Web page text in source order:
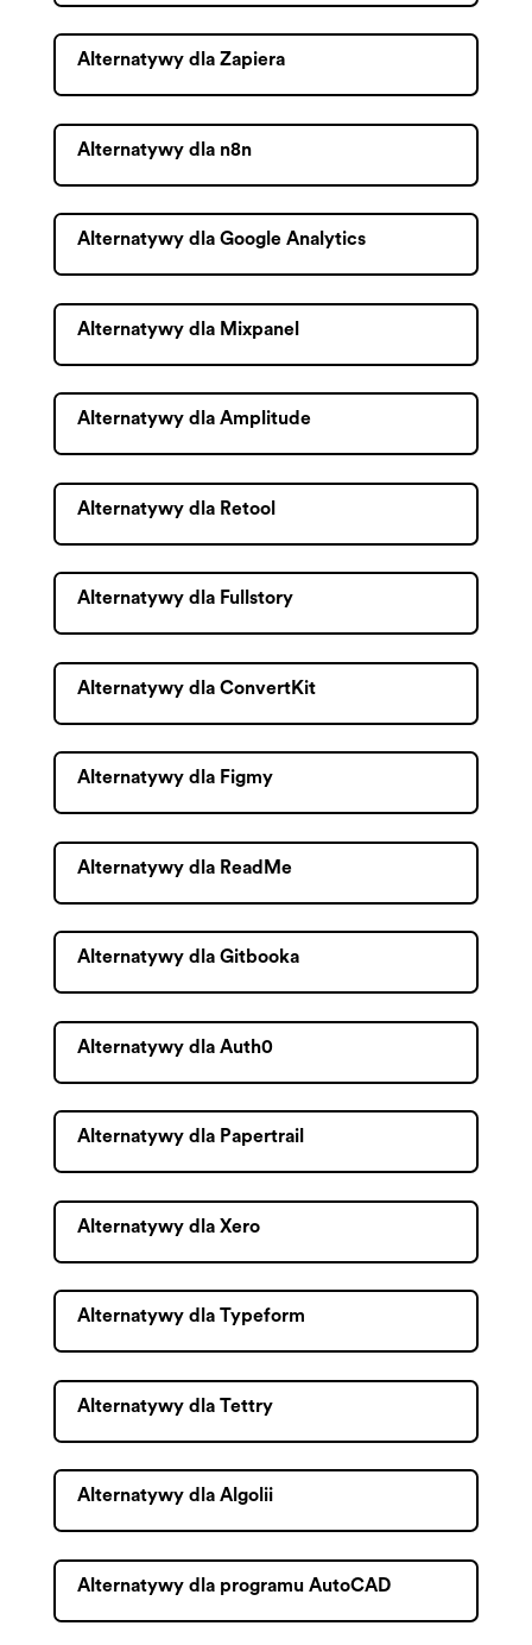
Alternatywy dla Zapiera
Alternatywy dla n8n
Alternatywy dla Google Analytics
Alternatywy dla Mixpanel
Alternatywy dla Amplitude
Alternatywy dla Retool
Alternatywy dla Fullstory
Alternatywy dla ConvertKit
Alternatywy dla Figmy
Alternatywy dla ReadMe
Alternatywy dla Gitbooka
Alternatywy dla Auth0
Alternatywy dla Papertrail
Alternatywy dla Xero
Alternatywy dla Typeform
Alternatywy dla Tettry
Alternatywy dla Algolii
Alternatywy dla programu AutoCAD